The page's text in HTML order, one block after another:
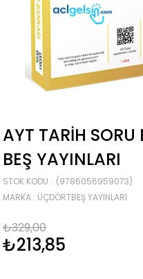
AYT TARIH
BEŞ YAYINLARI
STOK KODU
(9786056959073)
MARKA : ÜÇDÖRTBEŞ YAYINLARI
₺329,00
₺213,85